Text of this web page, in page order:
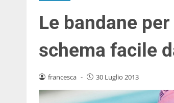
Le bandane
schema facile
francesca - 30 Luglio 2013